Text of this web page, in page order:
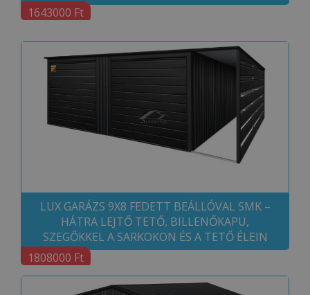
1643000 Ft
LUX GARÁZS 9X8 FEDETT BEÁLLÓVAL SMK –
HÁTRA LEJTŐ TETŐ, BILLENŐKAPU,
SZEGŐKKEL A SARKOKON ÉS A TETŐ ÉLEIN
1808000 Ft